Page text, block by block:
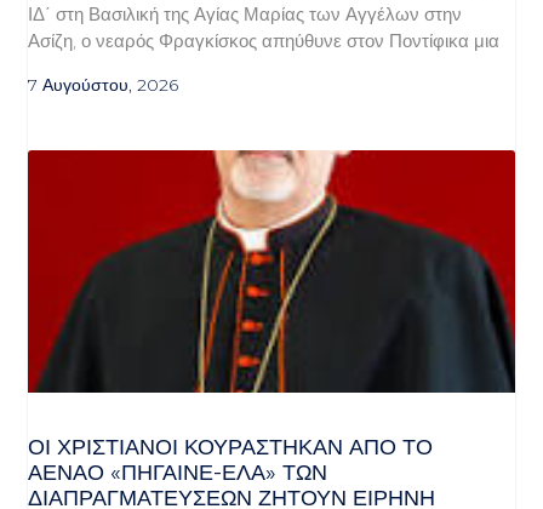
ΙΔ΄ στη Βασιλική της Αγίας Μαρίας των Αγγέλων στην
Ασίζη, ο νεαρός Φραγκίσκος απηύθυνε στον Ποντίφικα μια
7 Αυγούστου, 2026
ΟΙ ΧΡΙΣΤΙΑΝΟΊ ΚΟΥΡΆΣΤΗΚΑΝ ΑΠΌ ΤΟ
ΑΈΝΑΟ «ΠΉΓΑΙΝΕ-ΈΛΑ» ΤΩΝ
ΔΙΑΠΡΑΓΜΑΤΕΎΣΕΩΝ ΖΗΤΟΎΝ ΕΙΡΉΝΗ